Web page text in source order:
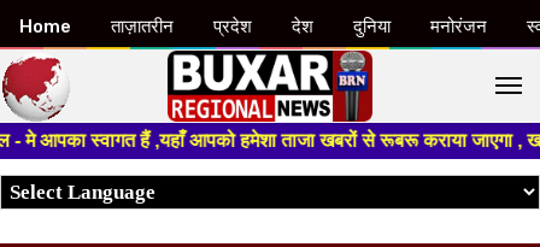
स्वागत हैं ,यहाँ आपको हमेशा ताजा खबरों से रूबरू कराया जाएगा ,
Home ताज़ातरीन प्रदेश देश दुनिया मनोरंजन